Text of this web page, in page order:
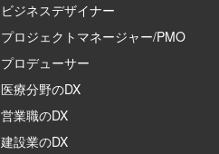
ビジネスデザイナー
プロジェクトマネージャー/PMO
プロデューサー
医療分野のDX
営業職のDX
建設業のDX